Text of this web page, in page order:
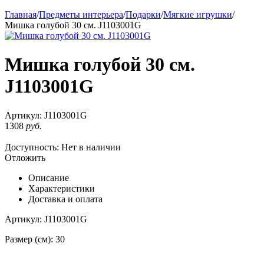
Главная/Предметы интерьера/Подарки/Мягкие игрушки/
Мишка голубой 30 см. J1103001G
Мишка голубой 30 см.
J1103001G
Артикул: J1103001G
1308 руб.
Доступность: Нет в наличии
Отложить
Описание
Характеристики
Доставка и оплата
Артикул: J1103001G
Размер (см): 30